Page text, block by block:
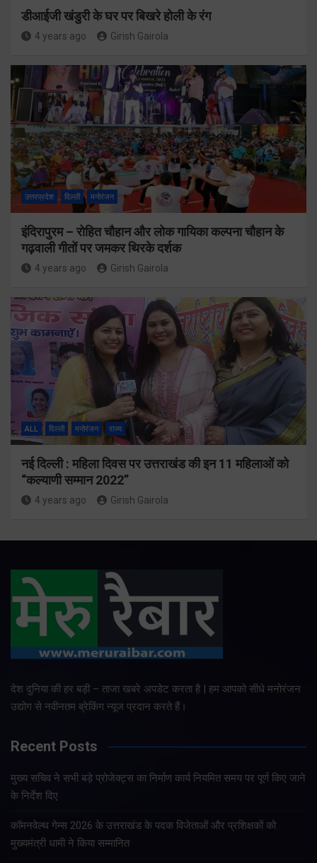
डीआईजी खंडुरी के घर पर बिखरे होली के रंग
4 years ago Girish Gairola
उत्तरप्रदेश दिल्ली मनोरंजन
इंदिरापुरम – रोहित चौहान और लोक गायिका कल्पना चौहान के
गढ़वाली गीतों पर जमकर थिरके दर्शक
4 years ago Girish Gairola
ALL दिल्ली मनोरंजन राज्य
नई दिल्ली : महिला दिवस पर उत्तराखंड की इन 11 महिलाओं को
“कल्याणी सम्मान 2022”
4 years ago Girish Gairola
देश दुनिया की हर बड़ी – ताजा खबरे अपडेट करता है | हम आपको सीधे मनोरंजन
उद्योग से नवीनतम ब्रेकिंग न्यूज प्रदान करते हैं।
Recent Posts
मुख्य सचिव ने सभी बड़े प्रोजेक्ट्स का निर्माण कार्य नियमित समय पर पूर्ण किए जाने
के निर्देश दिए
कॉमनवेल्थ गेम्स 2026 के उत्तराखंड के पदक विजेताओं और प्रशिक्षकों को
मुख्यमंत्री धामी ने किया सम्मानित